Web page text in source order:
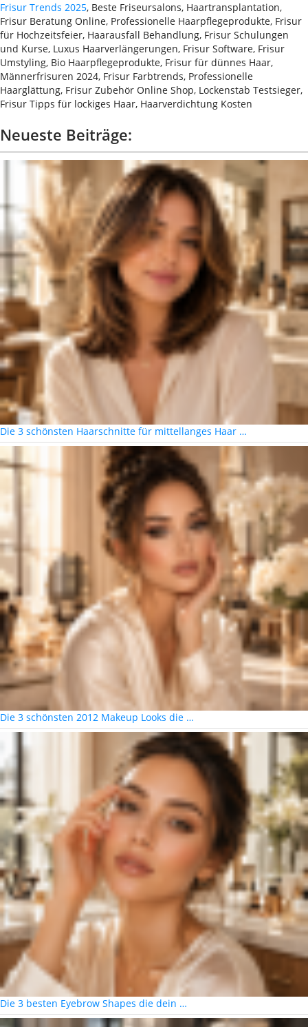
Frisur Trends 2025, Beste Friseursalons, Haartransplantation,
Frisur Beratung Online, Professionelle Haarpflegeprodukte, Frisur
für Hochzeitsfeier, Haarausfall Behandlung, Frisur Schulungen
und Kurse, Luxus Haarverlängerungen, Frisur Software, Frisur
Umstyling, Bio Haarpflegeprodukte, Frisur für dünnes Haar,
Männerfrisuren 2024, Frisur Farbtrends, Professionelle
Haarglättung, Frisur Zubehör Online Shop, Lockenstab Testsieger,
Frisur Tipps für lockiges Haar, Haarverdichtung Kosten
Neueste Beiträge:
Die 3 schönsten Haarschnitte für mittellanges Haar …
Die 3 schönsten 2012 Makeup Looks die …
Die 3 besten Eyebrow Shapes die dein …